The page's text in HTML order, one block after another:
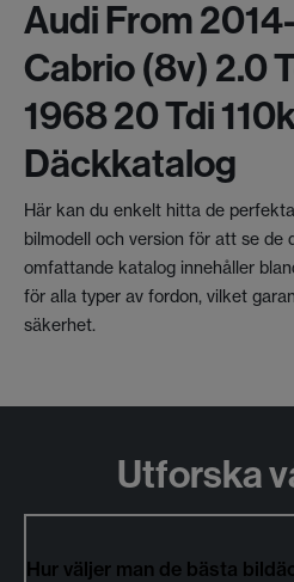
Audi From
Cabrio (8v) 2.0
1968 20 Tdi
Däckkatalog
Här kan du enkelt hitta de
bilmodell och version för att se de
omfattande katalog innehåller
för alla typer av fordon, vilket
säkerhet.
Utforska
Hur väljer man de bästa